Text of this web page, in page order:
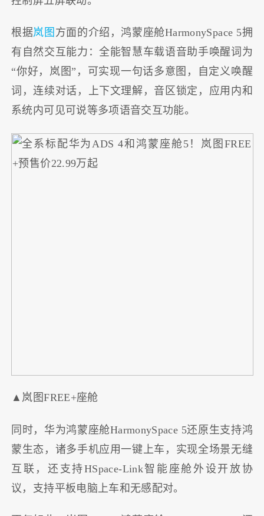
根据岚图 方面的介绍，鸿蒙座舱HarmonySpace 5拥
有自然交互能力：全能智慧车载语音助手唤醒词为
“你好，岚图”，可实现一句话多意图，自定义唤醒
词，连续对话，上下文理解，音区锁定，应用内和
系统内可见可说等多项语音交互功能。
▲岚图FREE+座舱
同时，华为鸿蒙座舱HarmonySpace 5还原生支持鸿
蒙生态，诸多手机应用一键上车，实现全场景无缝
互联，还支持HSpace-Link智能座舱外设开放协
议，支持平板电脑上车和无感配对。